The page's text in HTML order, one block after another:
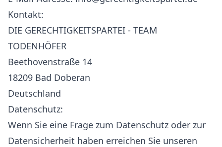
Kontakt:
DIE GERECHTIGKEITSPARTEI - TEAM
TODENHÖFER
Beethovenstraße 14
18209 Bad Doberan
Deutschland
Datenschutz:
Wenn Sie eine Frage zum Datenschutz oder zur
Datensicherheit haben erreichen Sie unseren